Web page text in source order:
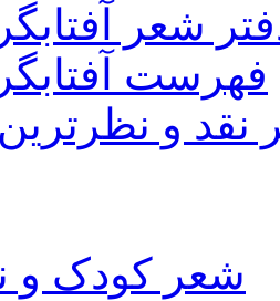
شعر
فهرست
نقد و
شعر کودک و